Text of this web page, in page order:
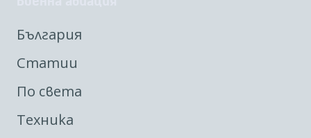
България
Статии
По света
Техника